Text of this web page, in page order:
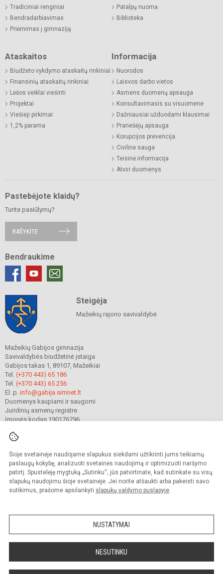
Šioje svetainėje naudojame slapukus siekdami užtikrinti jums teikiamų
paslaugų kokybę, analizuoti svetainės naudojimą ir optimizuoti naršymo
patirtį. Spustelėję mygtuką „Sutinku“, jūs patvirtinate, kad sutinkate su visų
slapukų naudojimu šioje svetainėje. Jei norite atšaukti arba pakeisti savo
sutikimus, prašome apsilankyti slapukų valdymo puslapyje.
NUSTATYMAI
NESUTINKU
Tradiciniai renginiai
Bendradarbiavimas
Priėmimas į gimnaziją
Patalpų nuoma
Biblioteka
Ataskaitos
Biudžeto vykdymo ataskaitų rinkiniai
Finansinių ataskaitų rinkiniai
Lėšos veiklai viešinti
Projektai
Viešieji pirkimai
1,2% parama
Informacija
Nuorodos
Laisvos darbo vietos
Asmens duomenų apsauga
Konsultavimasis su visuomene
Dažniausiai užduodami klausimai
Pranešėjų apsauga
Korupcijos prevencija
Civilinė sauga
Teisinė informacija
Atviri duomenys
Pastebėjote klaidų?
Turite pasiūlymų?
RAŠYKITE
Bendraukime
Steigėja
Mažeikių rajono savivaldybė
Mažeikių Gabijos gimnazija
Savivaldybės biudžetinė įstaiga
Gabijos takas 1, 89107, Mažeikiai
Tel. (+370 443) 65 186
Tel. (+370 443) 65 256
El. p. info@gabija.simnet.lt
Duomenys kaupiami ir saugomi
Juridinių asmenų registre
Įmonės kodas 190176796
© 2023. Mažeikių Gabijos gimnazija. Visos teisės saugomos.
Kopijuoti turinį be raštiško gimnazijos sutikimo griežtai draudžiama.
Prieinamumo paraiška Slapukų valdymas
Sumanus būdas atnaujinti